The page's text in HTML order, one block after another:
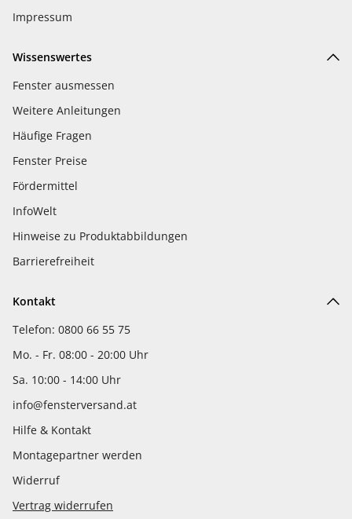
Impressum
Wissenswertes
Fenster ausmessen
Weitere Anleitungen
Häufige Fragen
Fenster Preise
Fördermittel
InfoWelt
Hinweise zu Produktabbildungen
Barrierefreiheit
Kontakt
Telefon: 0800 66 55 75
Mo. - Fr. 08:00 - 20:00 Uhr
Sa. 10:00 - 14:00 Uhr
info@fensterversand.at
Hilfe & Kontakt
Montagepartner werden
Widerruf
Vertrag widerrufen